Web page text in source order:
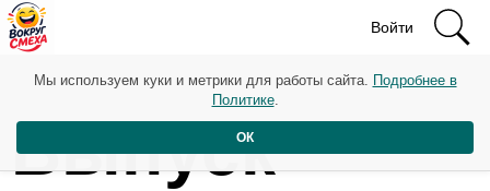
Войти
Выпуск
Мы используем куки и метрики для работы сайта. Подробнее в
Политике.
ОК